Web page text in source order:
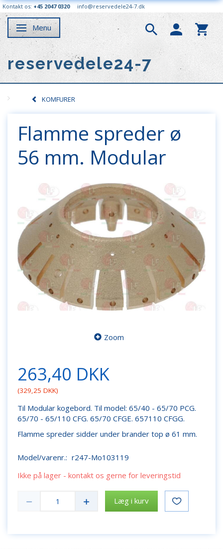
Kontakt os: +45 2047 0320 info@reservedele24-7.dk
Skifte navigation
Menu
reservedele24-7
KOMFURER
Flamme spreder ø
56 mm. Modular
Zoom
263,40 DKK
(329,25 DKK)
Til Modular kogebord. Til model: 65/40 - 65/70 PCG.
65/70 - 65/110 CFG. 65/70 CFGE. 657110 CFGG.
Flamme spreder sidder under brander top ø 61 mm.
Model/varenr.: r247-Mo103119
Ikke på lager - kontakt os gerne for leveringstid
Læg i kurv